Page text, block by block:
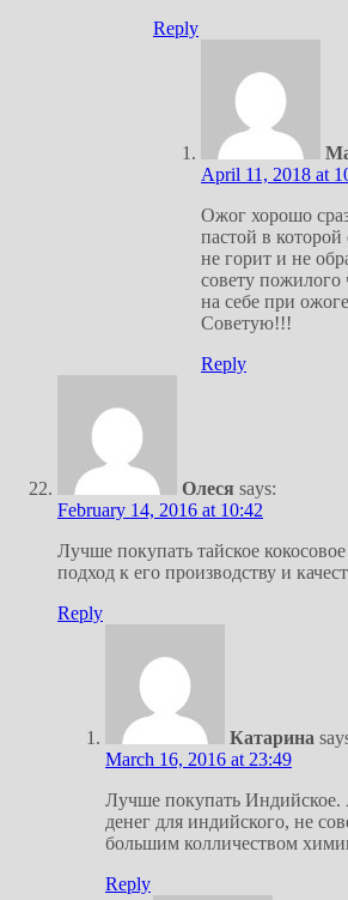
Reply
April 11, 2018 at
Ожог хорошо
пастой в
не горит и не
совету пожилого
на себе при
Советую!!!
Reply
Олеся says:
February 14, 2016 at 10:42
Лучше покупать тайское
подход к его производству и
Reply
Катарина
March 16, 2016 at 23:49
Лучше покупать Индийское.
денег для индийского, не
большим колличеством
Reply